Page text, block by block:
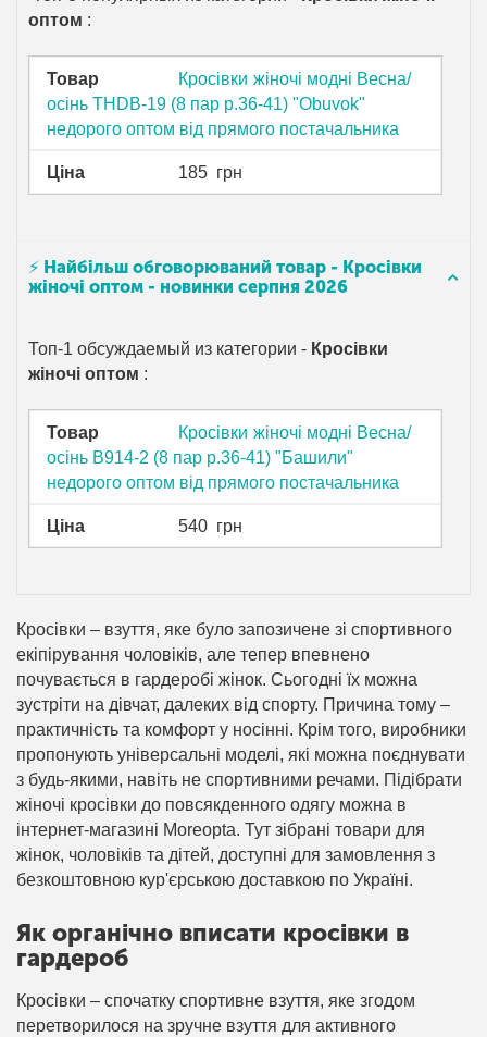
оптом :
Товар
Кросівки жіночі модні Весна/
осінь THDB-19 (8 пар р.36-41) "Obuvok"
недорого оптом від прямого постачальника
Ціна 185 грн
⚡ Найбільш обговорюваний товар - Кросівки
жіночі оптом - новинки серпня 2026
Топ-1 обсуждаемый из категории - Кросівки
жіночі оптом :
Товар
Кросівки жіночі модні Весна/
осінь B914-2 (8 пар р.36-41) "Башили"
недорого оптом від прямого постачальника
Ціна 540 грн
Кросівки – взуття, яке було запозичене зі спортивного
екіпірування чоловіків, але тепер впевнено
почувається в гардеробі жінок. Сьогодні їх можна
зустріти на дівчат, далеких від спорту. Причина тому –
практичність та комфорт у носінні. Крім того, виробники
пропонують універсальні моделі, які можна поєднувати
з будь-якими, навіть не спортивними речами. Підібрати
жіночі кросівки до повсякденного одягу можна в
інтернет-магазині Moreopta. Тут зібрані товари для
жінок, чоловіків та дітей, доступні для замовлення з
безкоштовною кур'єрською доставкою по Україні.
Як органічно вписати кросівки в
гардероб
Кросівки – спочатку спортивне взуття, яке згодом
перетворилося на зручне взуття для активного